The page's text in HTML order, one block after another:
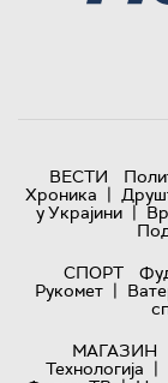
ВЕСТИ
Хроника |
у Украјини |
СПОРТ
Рукомет |
МАГАЗИН
Технологијa |